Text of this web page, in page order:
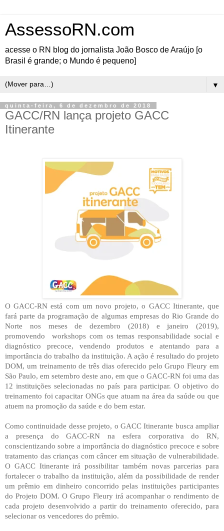
AssessoRN.com
acesse o RN blog do jornalista João Bosco de Araújo [o
Brasil é grande; o Mundo é pequeno]
▼
quinta-feira, 6 de dezembro de 2018
GACC/RN lança projeto GACC
Itinerante
O GACC-RN está com um novo projeto, o GACC Itinerante, que
fará parte da programação de algumas empresas do Rio Grande do
Norte nos meses de dezembro (2018) e janeiro (2019),
promovendo
workshops com os temas responsabilidade social e
diagnóstico precoce, vendendo produtos e atentando para a
importância do trabalho da instituição. A ação é resultado do projeto
DOM, um treinamento de três dias oferecido pelo Grupo Fleury em
São Paulo, em setembro deste ano, em que o GACC-RN foi uma das
12 instituições selecionadas no país para participar. O objetivo do
treinamento foi capacitar ONGs que atuam na área da saúde ou que
atuem na promoção da saúde e do bem estar.
Como continuidade desse projeto, o GACC Itinerante busca ampliar
a presença do GACC-RN na esfera corporativa do RN,
conscientizando sobre a importância do diagnóstico precoce e sobre
tratamento das crianças com câncer em situação de vulnerabilidade.
O GACC Itinerante irá possibilitar também novas parcerias para
fortalecer o trabalho da instituição, além da possibilidade de render
um prêmio em dinheiro concorrido pelas instituições participantes
do Projeto DOM. O Grupo Fleury irá acompanhar o rendimento de
cada projeto desenvolvido a partir do treinamento oferecido, para
selecionar os vencedores do prêmio.